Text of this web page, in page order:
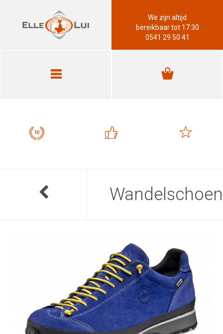
We zijn altijd
bereikbaar tot 17:30
0541 29 50 41
Wandelschoen